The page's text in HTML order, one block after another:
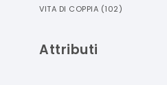
VITA DI COPPIA (102)
Attributi